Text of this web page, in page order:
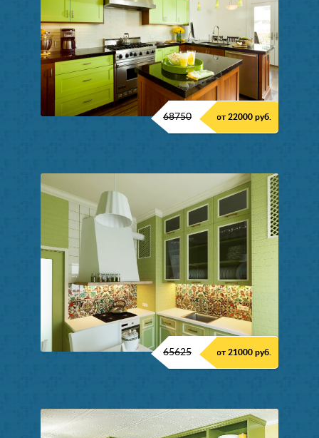
68750 от 22000 руб.
65625 от 21000 руб.